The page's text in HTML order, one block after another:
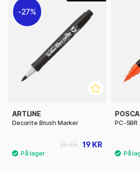
27%
ARTLINE
Decorite Brush Marker
19 KR
26 KR
POSCA
PC-5BR